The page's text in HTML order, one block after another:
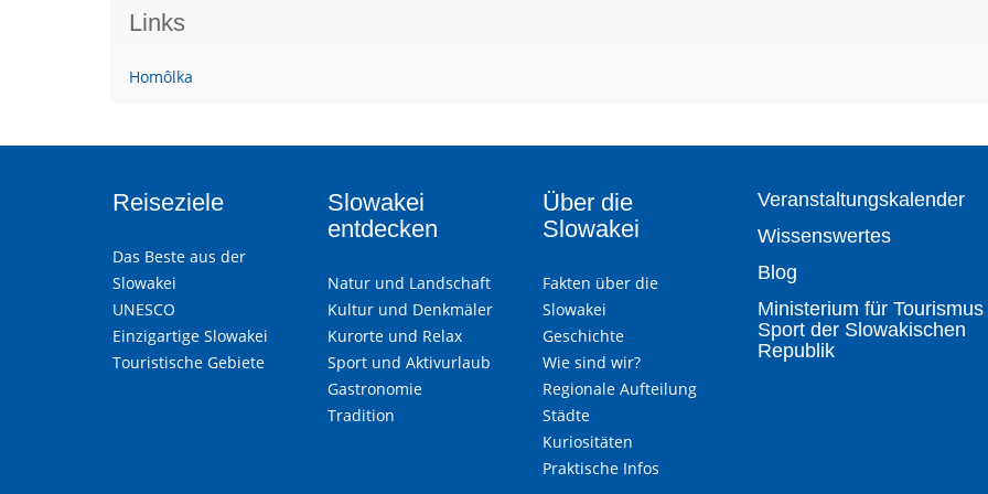
Links
Homôlka
Reiseziele
Das Beste aus der
Slowakei
UNESCO
Einzigartige Slowakei
Touristische Gebiete
Slowakei
entdecken
Natur und Landschaft
Kultur und Denkmäler
Kurorte und Relax
Sport und Aktivurlaub
Gastronomie
Tradition
Über die
Slowakei
Fakten über die
Slowakei
Geschichte
Wie sind wir?
Regionale Aufteilung
Städte
Kuriositäten
Praktische Infos
Veranstaltungskalender
Wissenswertes
Blog
Ministerium für
Sport der Slowakischen
Republik